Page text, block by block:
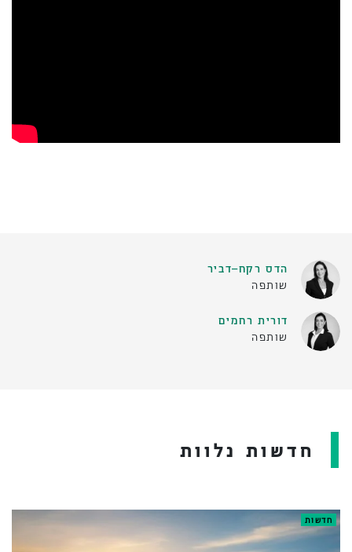
הדס רקח–דביר
שותפה
דורית רחמים
שותפה
חדשות נלוות
חדשות